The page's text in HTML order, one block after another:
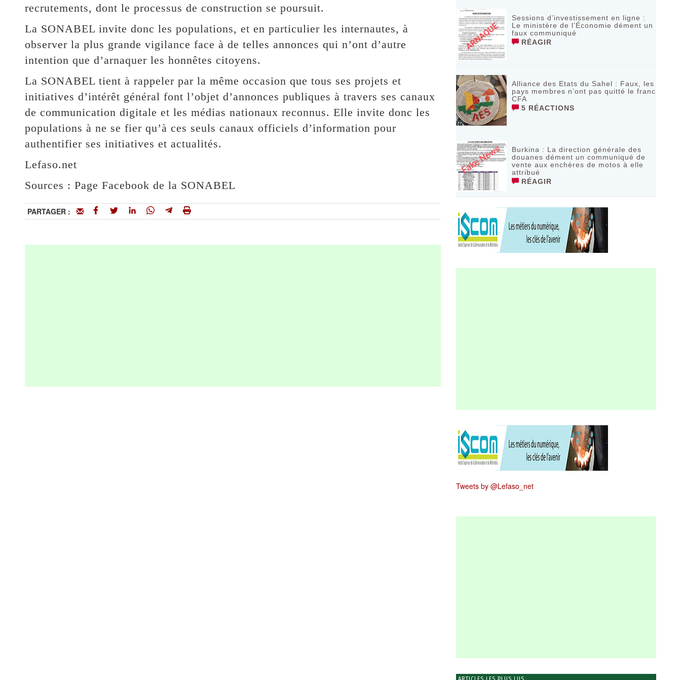
recrutements, dont le processus de construction se poursuit.
La SONABEL invite donc les populations, et en particulier les internautes, à
observer la plus grande vigilance face à de telles annonces qui n’ont d’autre
intention que d’arnaquer les honnêtes citoyens.
La SONABEL tient à rappeler par la même occasion que tous ses projets et
initiatives d’intérêt général font l’objet d’annonces publiques à travers ses canaux
de communication digitale et les médias nationaux reconnus. Elle invite donc les
populations à ne se fier qu’à ces seuls canaux officiels d’information pour
authentifier ses initiatives et actualités.
Lefaso.net
Sources : Page Facebook de la SONABEL
PARTAGER :
Sessions d’investissement en ligne :
Le ministère de l’Économie dément un
faux communiqué
RÉAGIR
Alliance des Etats du Sahel : Faux, les
pays membres n’ont pas quitté le franc
CFA
5 RÉACTIONS
Burkina : La direction générale des
douanes dément un communiqué de
vente aux enchères de motos à elle
attribué
RÉAGIR
Tweets by @Lefaso_net